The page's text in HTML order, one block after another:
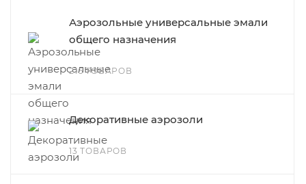
Аэрозольные универсальные эмали
общего назначения
216 ТОВАРОВ
Декоративные аэрозоли
13 ТОВАРОВ